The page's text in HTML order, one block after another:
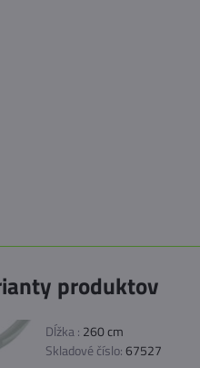
produktov
Dĺžka : 260 cm
Skladové číslo:67527